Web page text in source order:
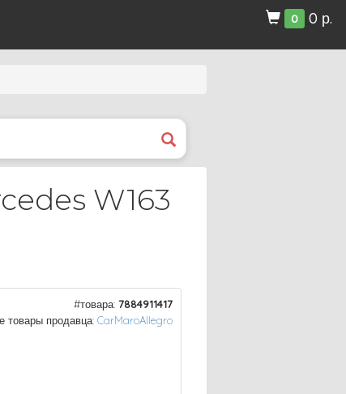
0 0 р.
W163
#товара: 7884911417
товары продавца: CarMaroAllegro